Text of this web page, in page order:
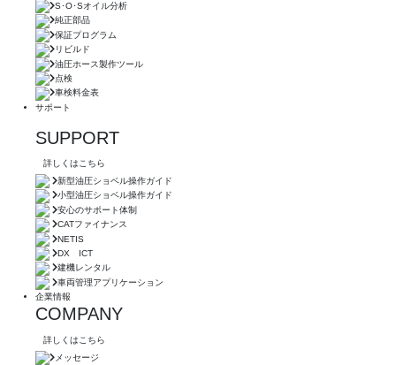
S･O･Sオイル分析
純正部品
保証プログラム
リビルド
油圧ホース製作ツール
点検
車検料金表
サポート
SUPPORT
詳しくはこちら
新型油圧ショベル操作ガイド
小型油圧ショベル操作ガイド
安心のサポート体制
CATファイナンス
NETIS
DX ICT
建機レンタル
車両管理アプリケーション
企業情報
COMPANY
詳しくはこちら
メッセージ